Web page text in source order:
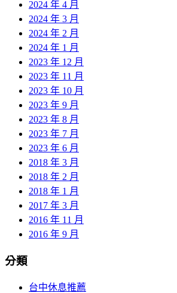
2024 年 4 月
2024 年 3 月
2024 年 2 月
2024 年 1 月
2023 年 12 月
2023 年 11 月
2023 年 10 月
2023 年 9 月
2023 年 8 月
2023 年 7 月
2023 年 6 月
2018 年 3 月
2018 年 2 月
2018 年 1 月
2017 年 3 月
2016 年 11 月
2016 年 9 月
分類
台中休息推薦